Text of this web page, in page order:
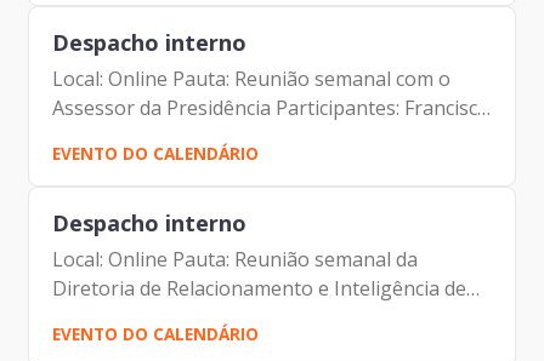
Prodam) Luís Felipe Vidal...
Despacho interno
Local: Online Pauta: Reunião semanal com o
Assessor da Presidência Participantes: Francisco
de Padovan Forbes ( Presidente da Prodam)
André Tomiatto de Oliveira (Assessor da
Presidência da...
EVENTO DO CALENDÁRIO
Despacho interno
Local: Online Pauta: Reunião semanal da
Diretoria de Relacionamento e Inteligência de
Padovan Forbes ( Presidente da Prodam) Elias
EVENTO DO CALENDÁRIO